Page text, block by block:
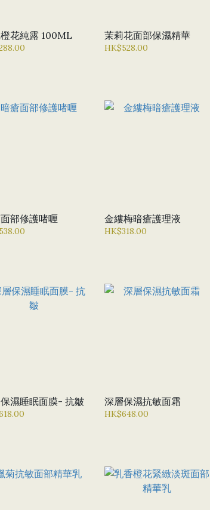
花純露 100ML 茉莉花面部保濕精華
HK$528.00
部修護啫喱 金縷梅暗瘡護理液
HK$318.00
濕睡眠面膜- 抗皺 深層保濕抗敏面霜
HK$648.00